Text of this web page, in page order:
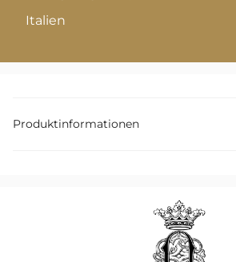
Italien
Produktinformationen